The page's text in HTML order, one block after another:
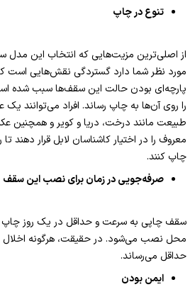
تنوع در چاپ
از اصلی‌ترین مزیت‌هایی که انتخاب این مدل
مورد نظر شما دارد گستردگی نقش‌هایی است
پارچه‌ای بودن حالت این سقف‌ها سبب شده
را روی آن‌ها به چاپ رساند. افراد می‌توانند
طبیعت مانند درخت، دریا و کویر و همچنین
معروف را در اختیار کاشناسان لابل قرار دهند
چاپ کنند.
صرفه‌جویی در زمان برای نصب این سقف
سقف چاپی به سرعت و حداقل در یک روز چاپ
محل نصب می‌شود. در حقیقت، هرگونه اخلال
حداقل می‌رساند.
ایمن بودن